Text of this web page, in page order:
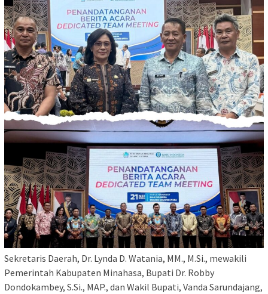
Sekretaris Daerah, Dr. Lynda D. Watania, MM., M.Si., mewakili
Pemerintah Kabupaten Minahasa, Bupati Dr. Robby
Dondokambey, S.Si., MAP., dan Wakil Bupati, Vanda Sarundajang,